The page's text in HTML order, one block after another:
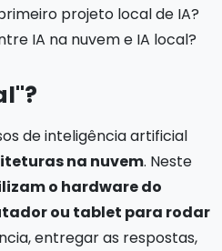
projeto local de IA?
IA na nuvem e IA local?
de inteligência artificial
na nuvem. Neste
o hardware do
ou tablet para rodar
entregar as respostas,